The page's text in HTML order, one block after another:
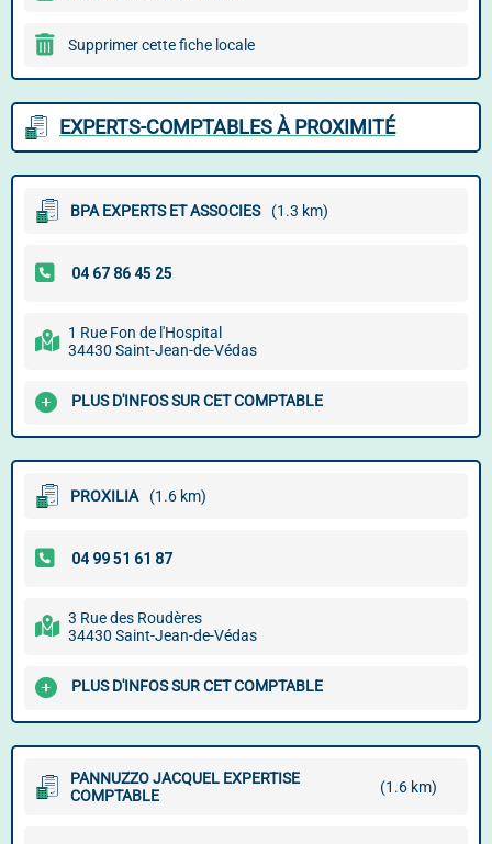
Supprimer cette fiche locale
EXPERTS-COMPTABLES À PROXIMITÉ
BPA EXPERTS ET ASSOCIES (1.3 km)
1 Rue Fon de l'Hospital
34430 Saint-Jean-de-Védas
PLUS D'INFOS SUR CET COMPTABLE
PROXILIA (1.6 km)
3 Rue des Roudères
34430 Saint-Jean-de-Védas
PLUS D'INFOS SUR CET COMPTABLE
PANNUZZO JACQUEL EXPERTISE
COMPTABLE
(1.6 km)